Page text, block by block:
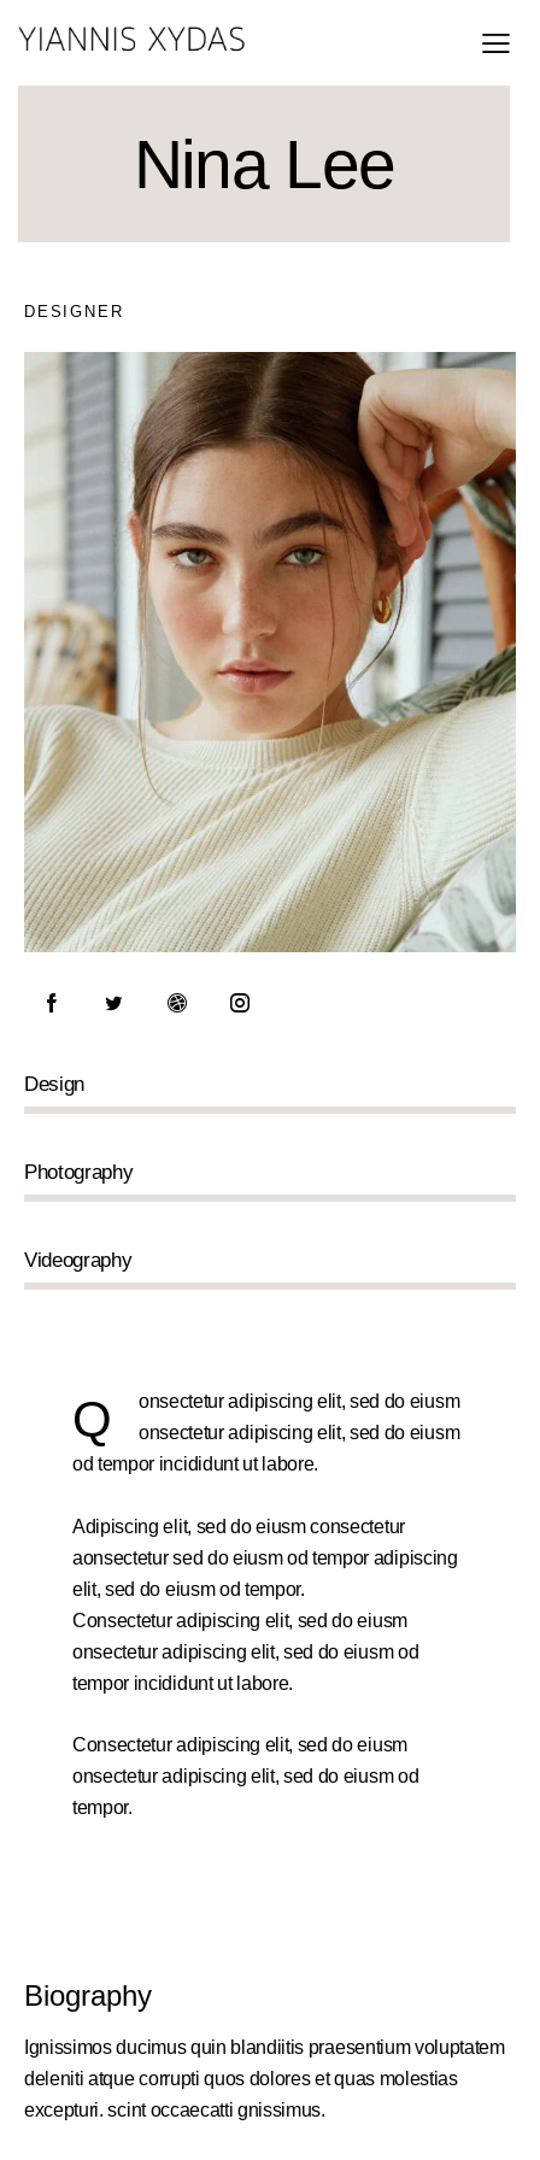
Nina Lee
DESIGNER
Design
Photography
Videography
Q
onsectetur adipiscing elit, sed do eiusm
onsectetur adipiscing elit, sed do eiusm
od tempor incididunt ut labore.
Adipiscing elit, sed do eiusm consectetur
aonsectetur sed do eiusm od tempor adipiscing
elit, sed do eiusm od tempor.
Consectetur adipiscing elit, sed do eiusm
onsectetur adipiscing elit, sed do eiusm od
tempor incididunt ut labore.
Consectetur adipiscing elit, sed do eiusm
onsectetur adipiscing elit, sed do eiusm od
tempor.
Biography
Ignissimos ducimus quin blandiitis praesentium voluptatem
deleniti atque corrupti quos dolores et quas molestias
excepturi. scint occaecatti gnissimus.